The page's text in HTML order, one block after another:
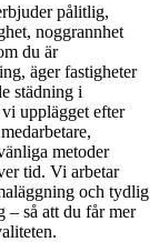
pålitlig,
noggrannhet
du är
äger fastigheter
städning i
vi upplägget efter
metoder
tid. Vi arbetar
och tydlig
så att du får mer